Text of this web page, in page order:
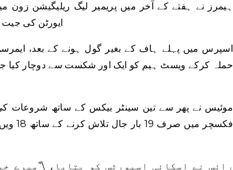
ہیمرز نے ہفتے کے آخر میں پریمیر لیگ ریلیگیشن زون
ایورٹن کی
اسپرس میں پہلے ہاف کے بغیر گول ہونے کے بعد،
رائس نے اسکائی اسپورٹس کو بتایا، \”میرے